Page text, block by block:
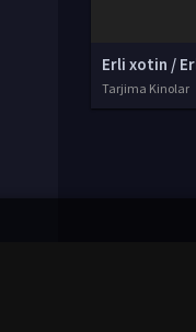
Tarjima Kinolar